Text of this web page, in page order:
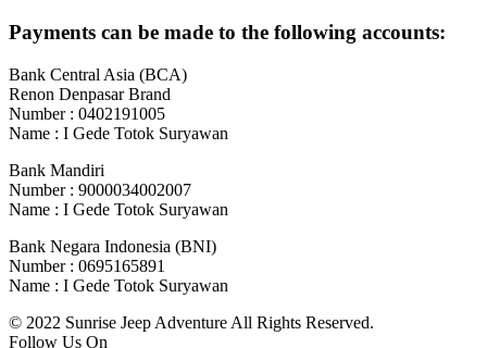
Payments can be made to the following accounts:
Bank Central Asia (BCA)
Renon Denpasar Brand
Number : 0402191005
Name : I Gede Totok Suryawan
Bank Mandiri
Number : 9000034002007
Name : I Gede Totok Suryawan
Bank Negara Indonesia (BNI)
Number : 0695165891
Name : I Gede Totok Suryawan
© 2022 Sunrise Jeep Adventure All Rights Reserved.
Follow Us On